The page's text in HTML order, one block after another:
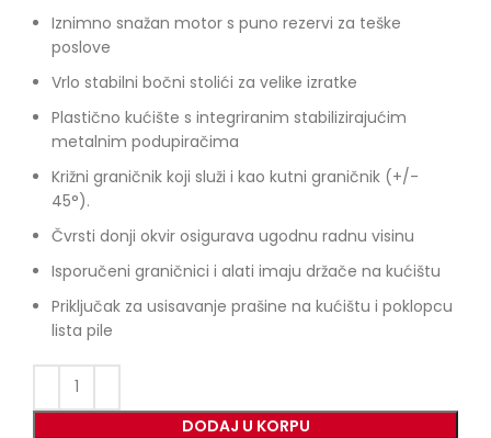
Iznimno snažan motor s puno rezervi za teške
poslove
Vrlo stabilni bočni stolići za velike izratke
Plastično kućište s integriranim stabilizirajućim
metalnim podupiračima
Križni graničnik koji služi i kao kutni graničnik (+/-
45°).
Čvrsti donji okvir osigurava ugodnu radnu visinu
Isporučeni graničnici i alati imaju držače na kućištu
Priključak za usisavanje prašine na kućištu i poklopcu
lista pile
DODAJ U KORPU